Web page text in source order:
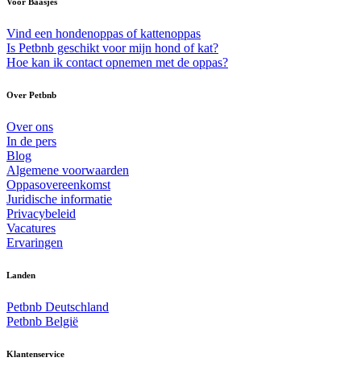
Vind een hondenoppas of kattenoppas
Is Petbnb geschikt voor mijn hond of kat?
Hoe kan ik contact opnemen met de oppas?
Over Petbnb
Over ons
In de pers
Blog
Algemene voorwaarden
Oppasovereenkomst
Juridische informatie
Privacybeleid
Vacatures
Ervaringen
Landen
Petbnb Deutschland
Petbnb België
Klantenservice